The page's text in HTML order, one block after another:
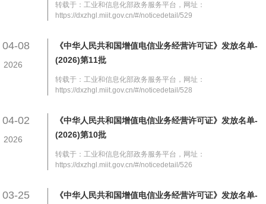
转载于：工业和信息化部政务服务平台，网址：
https://dxzhgl.miit.gov.cn/#/noticedetail/529
04-08
2026
《中华人民共和国增值电信业务经营许可证》发放名单-
(2026)第11批
转载于：工业和信息化部政务服务平台，网址：
https://dxzhgl.miit.gov.cn/#/noticedetail/528
04-02
2026
《中华人民共和国增值电信业务经营许可证》发放名单-
(2026)第10批
转载于：工业和信息化部政务服务平台，网址：
https://dxzhgl.miit.gov.cn/#/noticedetail/526
03-25
《中华人民共和国增值电信业务经营许可证》发放名单-